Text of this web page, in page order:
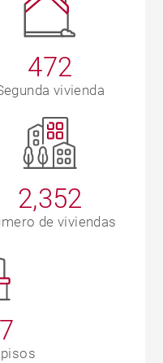
472
vivienda
2,352
de viviendas